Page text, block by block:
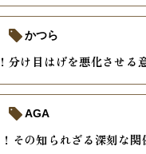
分け目はげを悪化させる
かつら
その知られざる深刻な関
AGA